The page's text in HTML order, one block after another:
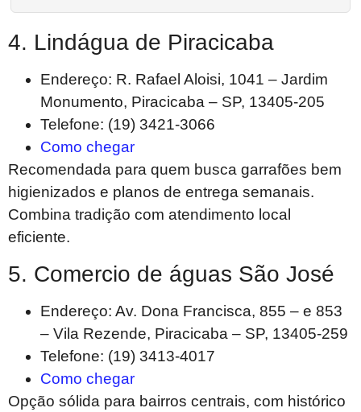
4. Lindágua de Piracicaba
Endereço: R. Rafael Aloisi, 1041 – Jardim
Monumento, Piracicaba – SP, 13405-205
Telefone: (19) 3421-3066
Como chegar
Recomendada para quem busca garrafões bem
higienizados e planos de entrega semanais.
Combina tradição com atendimento local
eficiente.
5. Comercio de águas São José
Endereço: Av. Dona Francisca, 855 – e 853
– Vila Rezende, Piracicaba – SP, 13405-259
Telefone: (19) 3413-4017
Como chegar
Opção sólida para bairros centrais, com histórico